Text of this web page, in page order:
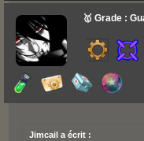
🥇 Grade :
Jimcail a écrit :